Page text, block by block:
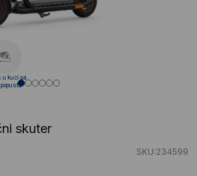
skuter
SKU:234599
u kući sa